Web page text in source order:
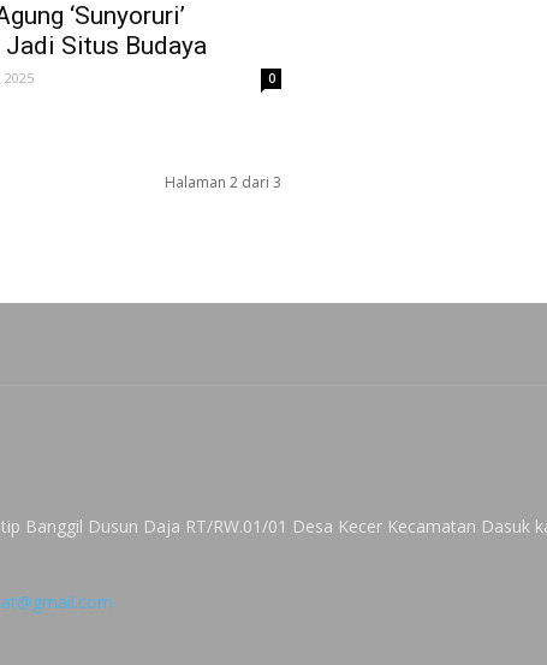
‘Sunyoruri’
Jadi Situs Budaya
2025 0
Halaman 2 dari 3
Banggil Dusun Daja RT/RW.01/01 Desa Kecer Kecamatan Dasuk